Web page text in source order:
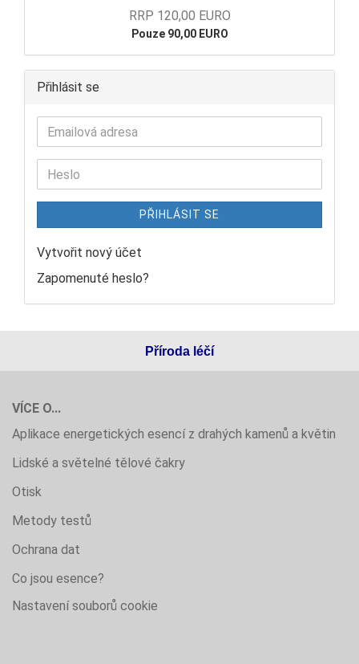
RRP 120,00 EURO
Pouze 90,00 EURO
Přihlásit se
PŘIHLÁSIT SE
Vytvořit nový účet
Zapomenuté heslo?
Příroda léčí
VÍCE O...
Aplikace energetických esencí z drahých kamenů a květin
Lidské a světelné tělové čakry
Otisk
Metody testů
Ochrana dat
Co jsou esence?
Nastavení souborů cookie